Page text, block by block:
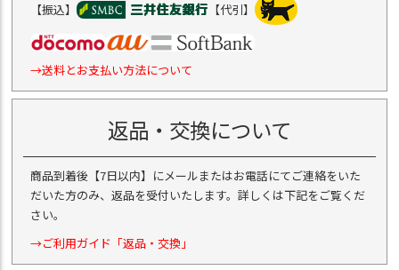
【振込】 【代引】
→送料とお支払い方法について
返品・交換について
商品到着後【7日以内】にメールまたはお電話にてご連絡をいた
だいた方のみ、返品を受付いたします。詳しくは下記をご覧くだ
さい。
→ご利用ガイド「返品・交換」